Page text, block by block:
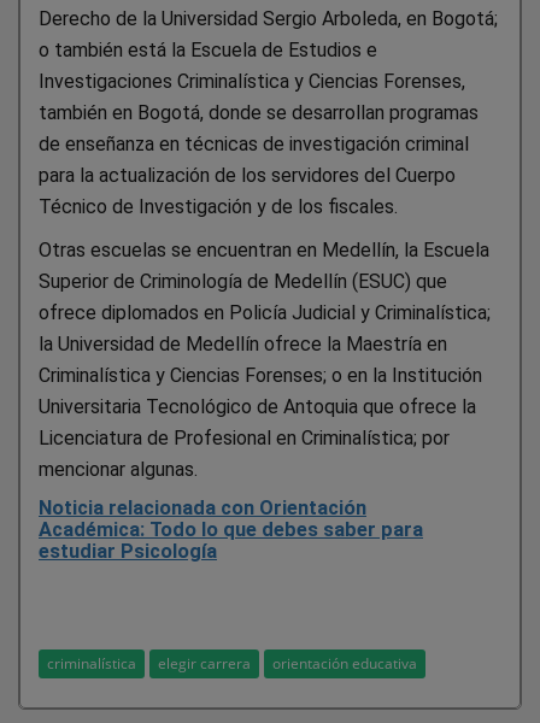
Derecho de la Universidad Sergio Arboleda, en Bogotá;
o también está la Escuela de Estudios e
Investigaciones Criminalística y Ciencias Forenses,
también en Bogotá, donde se desarrollan programas
de enseñanza en técnicas de investigación criminal
para la actualización de los servidores del Cuerpo
Técnico de Investigación y de los fiscales.
Otras escuelas se encuentran en Medellín, la Escuela
Superior de Criminología de Medellín (ESUC) que
ofrece diplomados en Policía Judicial y Criminalística;
la Universidad de Medellín ofrece la Maestría en
Criminalística y Ciencias Forenses; o en la Institución
Universitaria Tecnológico de Antoquia que ofrece la
Licenciatura de Profesional en Criminalística; por
mencionar algunas.
Noticia relacionada con Orientación
Académica: Todo lo que debes saber para
estudiar Psicología
criminalística elegir carrera orientación educativa